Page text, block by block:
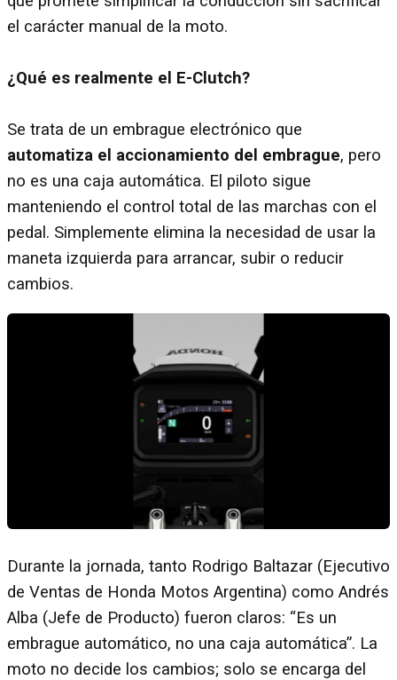
el carácter manual de la moto.
¿Qué es realmente el E-Clutch?
Se trata de un embrague electrónico que
automatiza el accionamiento del embrague, pero
no es una caja automática. El piloto sigue
manteniendo el control total de las marchas con el
pedal. Simplemente elimina la necesidad de usar la
maneta izquierda para arrancar, subir o reducir
cambios.
Durante la jornada, tanto Rodrigo Baltazar (Ejecutivo
de Ventas de Honda Motos Argentina) como Andrés
Alba (Jefe de Producto) fueron claros: “Es un
embrague automático, no una caja automática”. La
moto no decide los cambios; solo se encarga del